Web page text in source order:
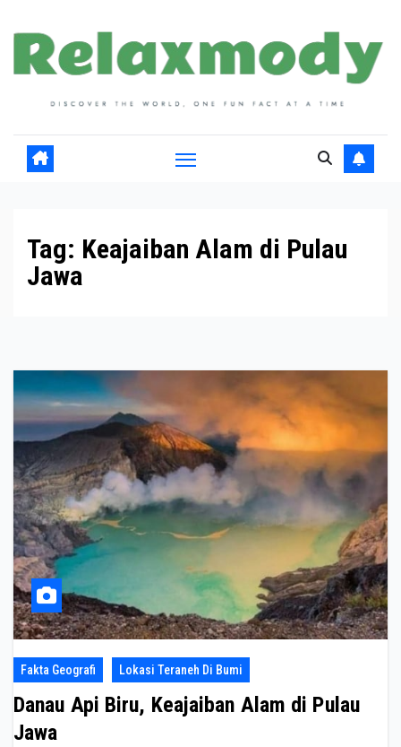
content
Tag: Keajaiban Alam di Pulau
Jawa
Fakta Geografi Lokasi Teraneh Di Bumi
Danau Api Biru, Keajaiban Alam di Pulau
Jawa